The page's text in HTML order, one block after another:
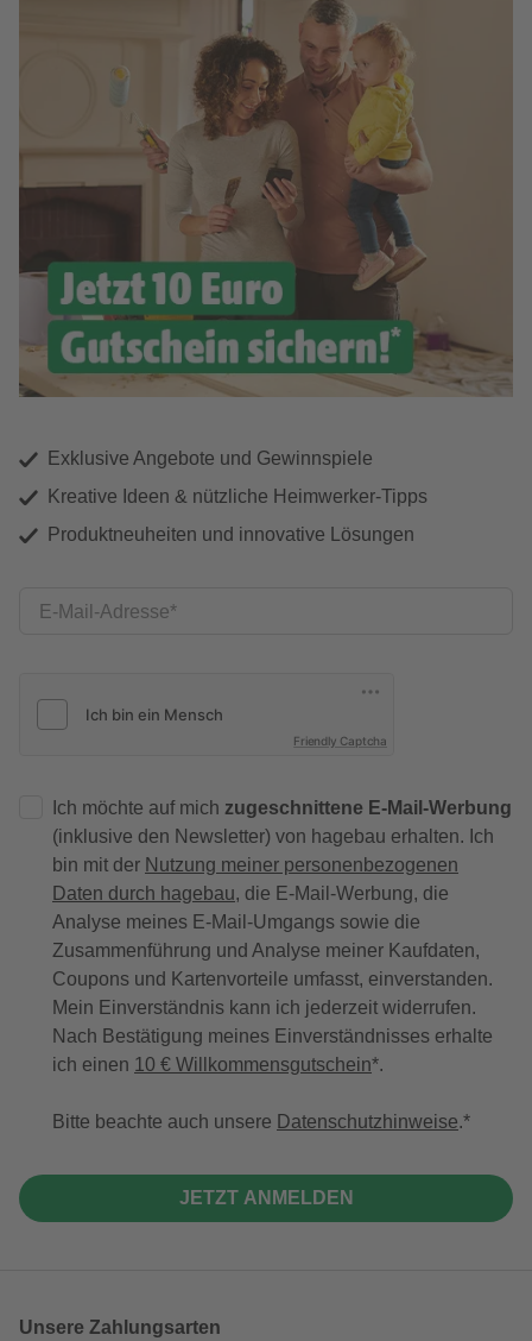
Exklusive Angebote und Gewinnspiele
Kreative Ideen & nützliche Heimwerker-Tipps
Produktneuheiten und innovative Lösungen
E-Mail-Adresse
Friendly Captcha
Ich möchte auf mich zugeschnittene E-Mail-Werbung
(inklusive den Newsletter) von hagebau erhalten. Ich
bin mit der Nutzung meiner personenbezogenen
Daten durch hagebau, die E-Mail-Werbung, die
Analyse meines E-Mail-Umgangs sowie die
Zusammenführung und Analyse meiner Kaufdaten,
Coupons und Kartenvorteile umfasst, einverstanden.
Mein Einverständnis kann ich jederzeit widerrufen.
Nach Bestätigung meines Einverständnisses erhalte
ich einen 10 € Willkommensgutschein*.
Bitte beachte auch unsere Datenschutzhinweise.
JETZT ANMELDEN
Unsere Zahlungsarten